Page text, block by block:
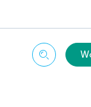
Zoeken